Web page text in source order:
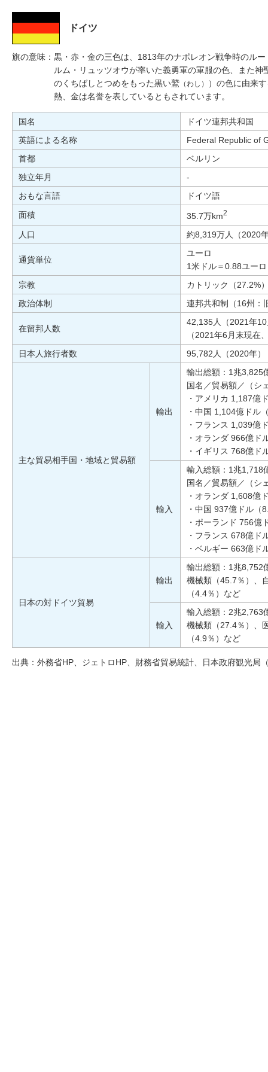
ドイツ
旗の意味： 黒・赤・金の三色は、1813年のナポレオン戦争時のル
ルム・リュッツオウが率いた義勇軍の軍服の色、また神
のくちばしとつめをもった黒い鷲 （わし）
）の色に由来
熱、金は名誉を表しているともされています。
国名
ドイツ連邦共和国
英語による名称
Federal Republic of
首都
ベルリン
独立年月
-
おもな言語
ドイツ語
面積
35.7万km2
人口 約8,319万人（2020
通貨単位
ユーロ
1米ドル＝0.88ユー
宗教
カトリック（27.2%
政治体制
連邦共和制（16州：
在留邦人数
42,135人（2021年
（2021年6月末現在
日本人旅行者数
95,782人（2020年
主な貿易相手国・地域と貿易額
輸出
輸出総額：1兆3,825
国名／貿易額／（シ
・アメリカ 1,187億
・中国 1,104億ドル
・フランス 1,039億
・オランダ 966億ド
・イギリス 768億ド
輸入
輸入総額：1兆1,718
国名／貿易額／（シ
・オランダ 1,608億
・中国 937億ドル（
・ポーランド 756億
・フランス 678億ド
・ベルギー 663億ド
日本の対ドイツ貿易
輸出
輸出総額：1兆
機械類（45.7％）、
（4.4％）など
輸入
輸入総額：2兆
機械類（27.4％）、
（4.9％）など
出典：外務省HP、ジェトロHP、財務省貿易統計、日本政府観光局